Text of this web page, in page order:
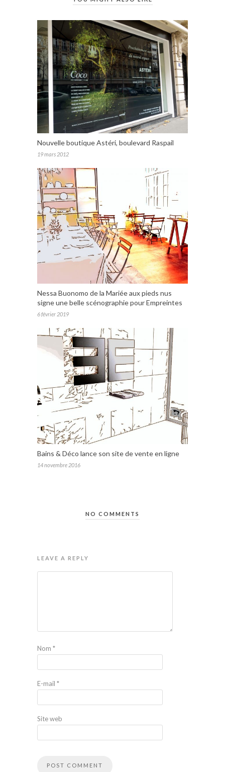
Nouvelle boutique Astéri, boulevard Raspail
19 mars 2012
Nessa Buonomo de la Mariée aux pieds nus
signe une belle scénographie pour Empreintes
6 février 2019
Bains & Déco lance son site de vente en ligne
14 novembre 2016
NO COMMENTS
LEAVE A REPLY
Nom *
E-mail *
Site web